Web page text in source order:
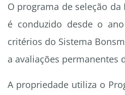
O programa de seleção da
é conduzido desde o
critérios do Sistema
a avaliações permanentes
A propriedade utiliza o